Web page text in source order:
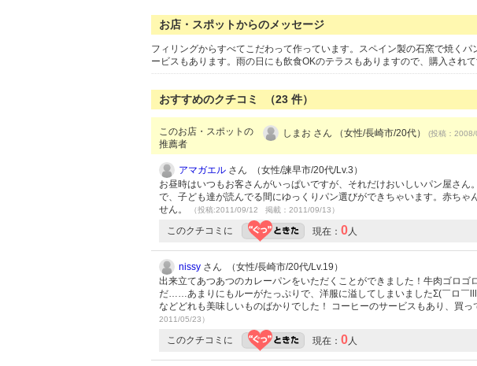
お店・スポットからのメッセージ
フィリングからすべてこだわって作っています。スペイン製の石窯で焼く
ービスもあります。雨の日にも飲食OKのテラスもありますので、購入され
おすすめのクチコミ （23 件）
このお店・スポットの
推薦者
しまお さん （女性/長崎市/20代） (投稿：
アマガエル さん （女性/諫早市/20代/Lv.3）
お昼時はいつもお客さんがいっぱいですが、それだけおいしいパン屋さ
で、子ども達が読んでる間にゆっくりパン選びができちゃいます。赤ち
せん。
（投稿:2011/09/12 掲載：2011/09/13）
このクチコミに 現在： 0人
nissy さん （女性/長崎市/20代/Lv.19）
出来立てあつあつのカレーパンをいただくことができました！牛肉ゴロ
だ……あまりにもルーがたっぷりで、洋服に溢してしまいましたΣ(￣ロ￣
などどれも美味しいものばかりでした！ コーヒーのサービスもあり、買
2011/05/23）
このクチコミに 現在： 0人